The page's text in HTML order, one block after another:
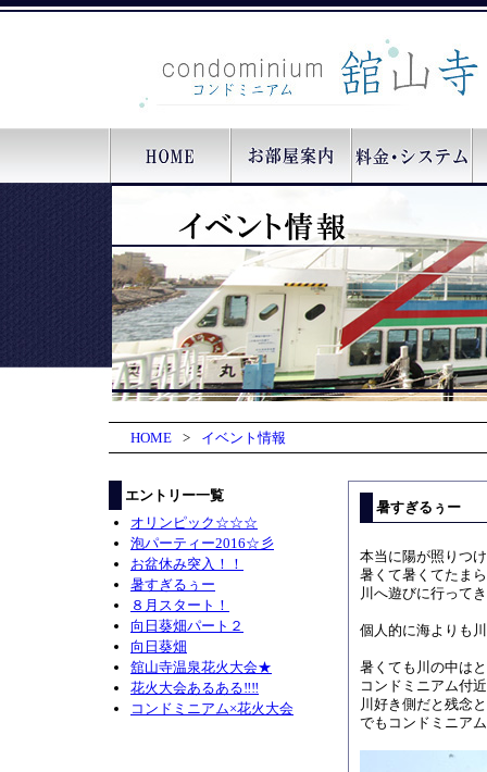
HOME > イベント情報
暑すぎるぅー
本当に陽が照りつ
暑くて暑くてたま
川へ遊びに行って
個人的に海よりも
暑くても川の中は
コンドミニアム付
川好き側だと残念
でもコンドミニア
エントリー一覧
オリンピック☆☆☆
泡パーティー2016☆彡
お盆休み突入！！
暑すぎるぅー
８月スタート！
向日葵畑パート２
向日葵畑
舘山寺温泉花火大会★
花火大会あるある‼︎‼︎
コンドミニアム×花火大会